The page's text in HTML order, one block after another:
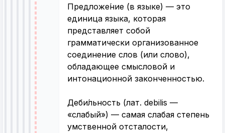
Предложе́ние (в языке) — это
единица языка, которая
представляет собой
грамматически организованное
соединение слов (или слово),
обладающее смысловой и
интонационной законченностью.
Деби́льность (лат. debilis —
«слабый») — самая слабая степень
умственной отсталости,